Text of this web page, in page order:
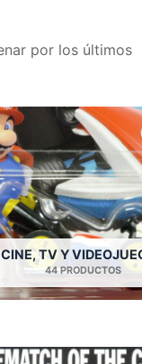
CINE, TV Y
44 PRODUCTOS